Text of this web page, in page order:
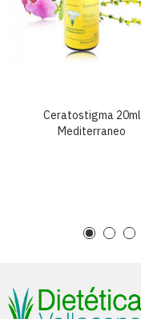
Ceratostigma 20ml
Mediterraneo